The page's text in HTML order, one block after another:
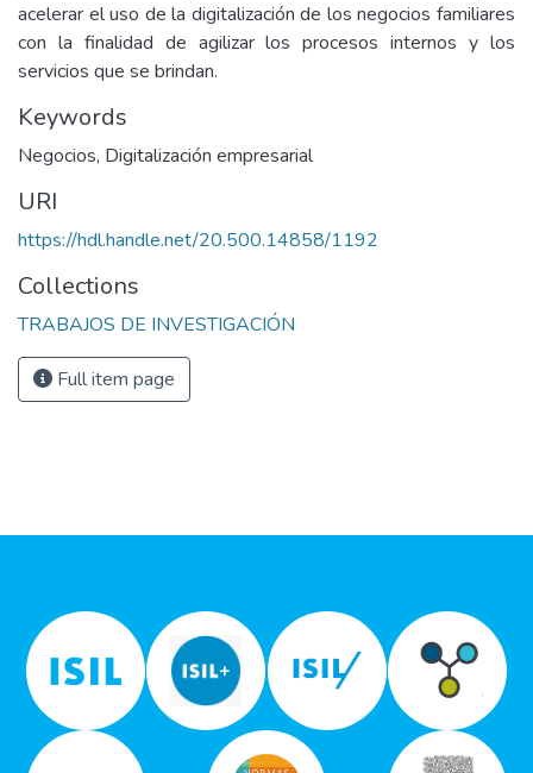
acelerar el uso de la digitalización de los negocios familiares
con la finalidad de agilizar los procesos internos y los
servicios que se brindan.
Keywords
Negocios, Digitalización empresarial
URI
https://hdl.handle.net/20.500.14858/1192
Collections
TRABAJOS DE INVESTIGACIÓN
Full item page